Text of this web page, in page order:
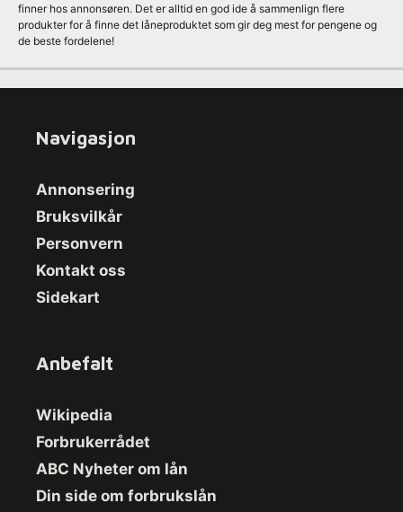
finner hos annonsøren. Det er alltid en god ide å sammenlign flere
produkter for å finne det låneproduktet som gir deg mest for pengene og
de beste fordelene!
Navigasjon
Annonsering
Bruksvilkår
Personvern
Kontakt oss
Sidekart
Anbefalt
Wikipedia
Forbrukerrådet
ABC Nyheter om lån
Din side om forbrukslån